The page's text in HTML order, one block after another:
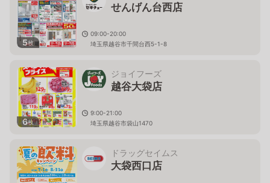
5枚
せんげん台西店
09:00-20:00
埼玉県越谷市千間台西5-1-8
6枚
ジョイフーズ
越谷大袋店
9:00-21:00
埼玉県越谷市袋山1470
ドラッグセイムス
大袋西口店